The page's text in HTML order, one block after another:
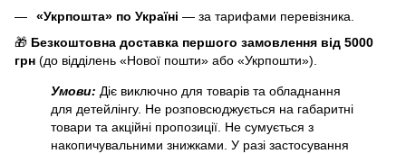
«Укрпошта» по Україні — за тарифами перевізника.
🎁 Безкоштовна доставка першого замовлення від 5000
грн (до відділень «Нової пошти» або «Укрпошти»).
Умови: Діє виключно для товарів та обладнання
для детейлінгу. Не розповсюджується на габаритні
товари та акційні пропозиції. Не сумується з
накопичувальними знижками. У разі застосування